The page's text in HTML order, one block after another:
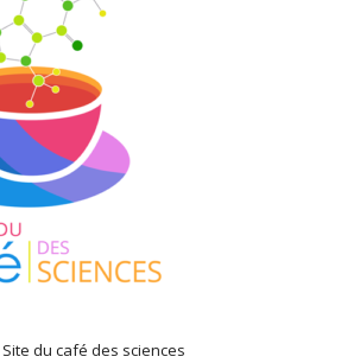
Site du café des sciences